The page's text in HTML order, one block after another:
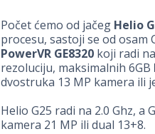
Počet ćemo od jačeg Helio
procesu, sastoji se od osam
PowerVR GE8320koji radi
rezoluciju, maksimalnih 6GB
dvostruka 13 MP kamera ili
Helio G25 radi na 2.0 Ghz, a
kamera 21 MP ili dual 13+8.